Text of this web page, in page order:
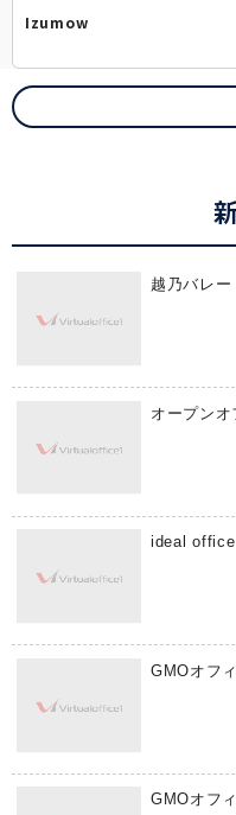
Izumow
越乃バレー
オープン
ideal office
GMOオフ
GMOオフ